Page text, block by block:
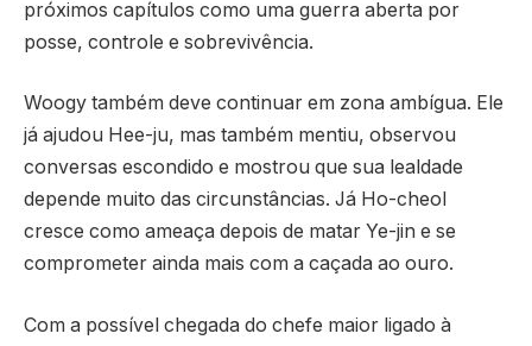
próximos capítulos como uma guerra aberta por
posse, controle e sobrevivência.
Woogy também deve continuar em zona ambígua. Ele
já ajudou Hee-ju, mas também mentiu, observou
conversas escondido e mostrou que sua lealdade
depende muito das circunstâncias. Já Ho-cheol
cresce como ameaça depois de matar Ye-jin e se
comprometer ainda mais com a caçada ao ouro.
Com a possível chegada do chefe maior ligado à